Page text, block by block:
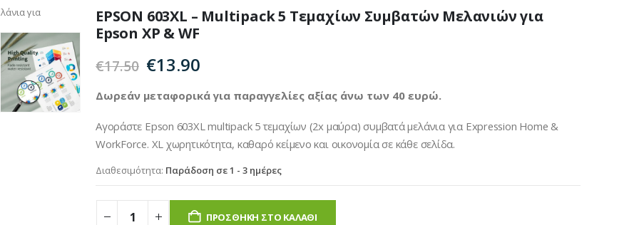
EPSON 603XL – Multipack 5 Τεμαχίων Συμβατών Μελανιών για
Epson XP & WF
€17.50 Original
was:
€13.90
τιμή
€13.90.
Δωρεάν μεταφορικά για παραγγελίες αξίας άνω των 40 ευρώ.
Αγοράστε Epson 603XL multipack 5 τεμαχίων (2x μαύρα) συμβατά μελάνια για Expression Home &
WorkForce. XL χωρητικότητα, καθαρό κείμενο και οικονομία σε κάθε σελίδα.
Διαθεσιμότητα: Παράδοση σε 1 - 3 ημέρες
ΠΡΟΣΘΉΚΗ ΣΤΟ ΚΑΛΆΘΙ